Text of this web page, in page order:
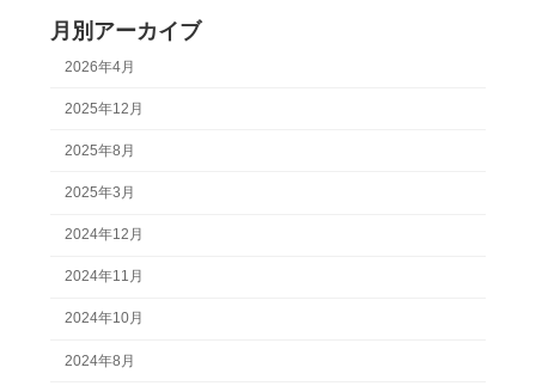
月別アーカイブ
2026年4月
2025年12月
2025年8月
2025年3月
2024年12月
2024年11月
2024年10月
2024年8月